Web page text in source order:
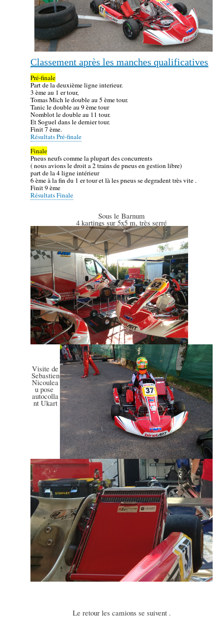
Classement après les manches qualificatives
Pré-finale
Part de la deuxième ligne interieur.
3 ème au 1 er tour,
Tomas Mich le double au 5 ème tour.
Tanic le double au 9 ème tour
Nomblot le double au 11 tour.
Et Soguel dans le dernier tour.
Finit 7 ème.
Résultats Pré-finale
Finale
Pneus neufs comme la plupart des concurrents
( nous avions le droit a 2 trains de pneus en gestion libre)
part de la 4 ligne intérieur
6 ème à la fin du 1 er tour et là les pneus se degradent très vite .
Finit 9 ème
Résultats Finale
Sous le Barnum
4 kartings sur 5x5 m, très serré
Visite de
Sebastien
Nicoulea
u pose
autocolla
nt Ukart
Le retour les camions se suivent .